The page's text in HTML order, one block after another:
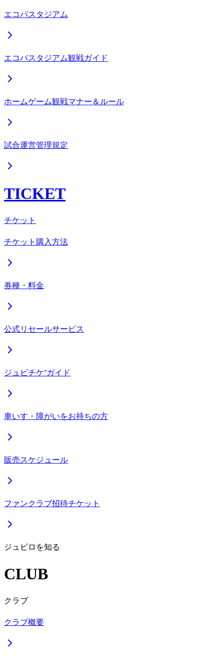
エコパスタジアム
エコパスタジアム観戦ガイド
ホームゲーム観戦マナー＆ルール
試合運営管理規定
TICKET
チケット
チケット購入方法
券種・料金
公式リセールサービス
ジュビチケ⁺ガイド
車いす・障がいをお持ちの方
販売スケジュール
ファンクラブ招待チケット
ジュビロを知る
CLUB
クラブ
クラブ概要